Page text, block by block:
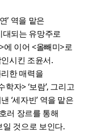
’ 역을 맡은
되는 유망주로
에 이어 <올빼미>로
시킨 조윤서.
한 매력을
자> ‘보람’, 그리고
‘세자빈’ 역을 맡은
러 장르를 통해
것으로 보인다.